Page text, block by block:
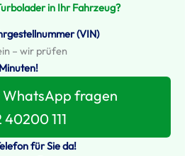
in Ihr Fahrzeug?
(VIN)
– wir prüfen
fragen
111
für Sie da!